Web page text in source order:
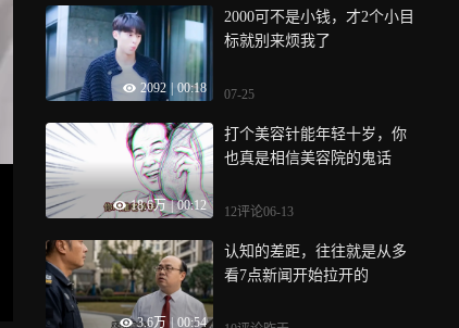
2092 00:18
2000可不是小钱，才2个小目
标就别来烦我了
07-25
18.6万 | 00:12
打个美容针能年轻十岁，你
也真是相信美容院的鬼话
12评论06-13
3.6万 00:54
认知的差距，往往就是从多
看7点新闻开始拉开的